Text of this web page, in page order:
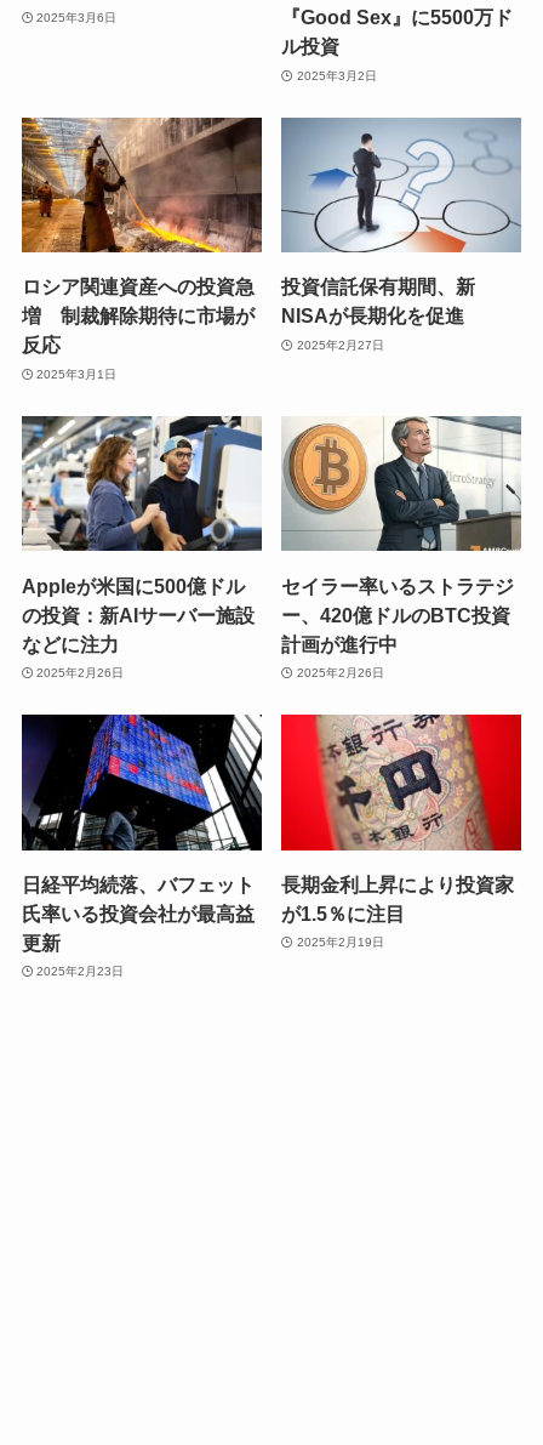
2025年3月6日
『Good Sex』に5500万ド
ル投資
2025年3月2日
ロシア関連資産への投資急
増 制裁解除期待に市場が
反応
2025年3月1日
投資信託保有期間、新
NISAが長期化を促進
2025年2月27日
Appleが米国に500億ドル
の投資：新AIサーバー施設
などに注力
2025年2月26日
セイラー率いるストラテジ
ー、420億ドルのBTC投資
計画が進行中
2025年2月26日
日経平均続落、バフェット
氏率いる投資会社が最高益
更新
2025年2月23日
長期金利上昇により投資家
が1.5％に注目
2025年2月19日